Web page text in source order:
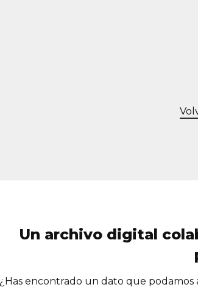
Un archivo digital
¿Has encontrado un dato que podamos